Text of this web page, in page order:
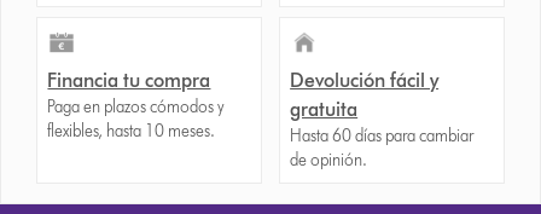
Financia tu compra
Paga en plazos cómodos y
flexibles, hasta 10 meses.
Devolución fácil y
gratuita
Hasta 60 días para cambiar
de opinión.